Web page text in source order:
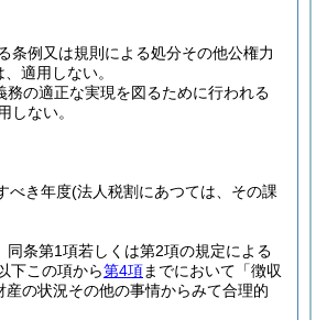
条例又は規則による処分その他公権力
適用しない。
の適正な実現を図るために行われる
しない。
べき年度(法人税割にあつては、その課
条第1項若しくは第2項の規定による
下この項から第4項までにおいて「徴収
の状況その他の事情からみて合理的